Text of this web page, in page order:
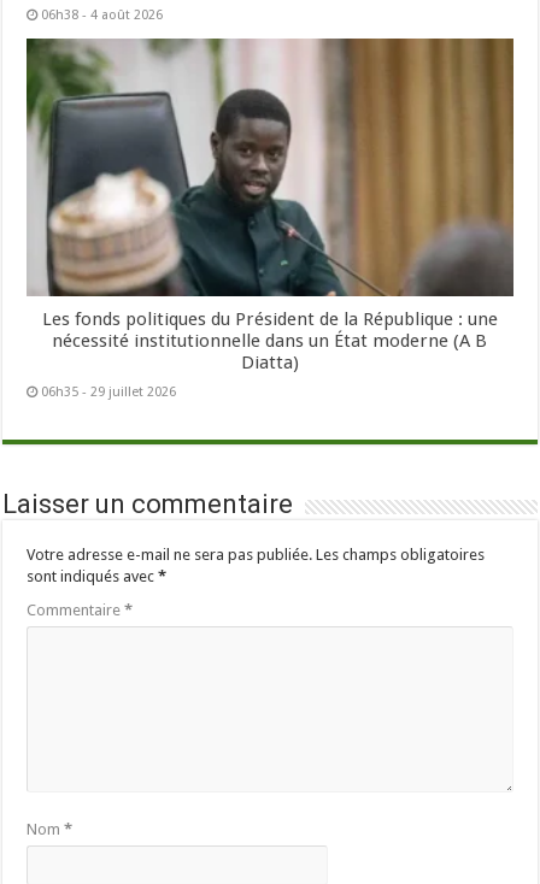
06h38 - 4 août 2026
Les fonds politiques du Président de la République : une
nécessité institutionnelle dans un État moderne (A B
Diatta)
06h35 - 29 juillet 2026
Laisser un commentaire
Votre adresse e-mail ne sera pas publiée. Les champs obligatoires
sont indiqués avec*
Commentaire*
Nom*